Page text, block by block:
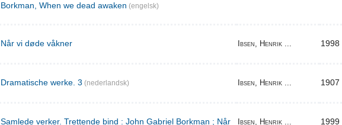
Borkman, When we dead awaken (engelsk)
Når vi døde våkner Ibsen, Henrik ... 1998
Dramatische werke. 3 (nederlandsk) Ibsen, Henrik ... 1907
Samlede verker. Trettende bind : John Gabriel Borkman ; Når Ibsen, Henrik ... 1999